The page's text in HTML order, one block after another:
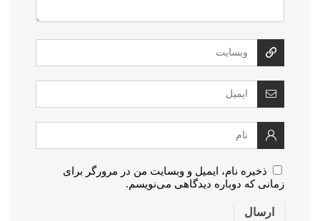
ذخیره نام، ایمیل و وبسایت من در مرورگر برای
زمانی که دوباره دیدگاهی می‌نویسم.